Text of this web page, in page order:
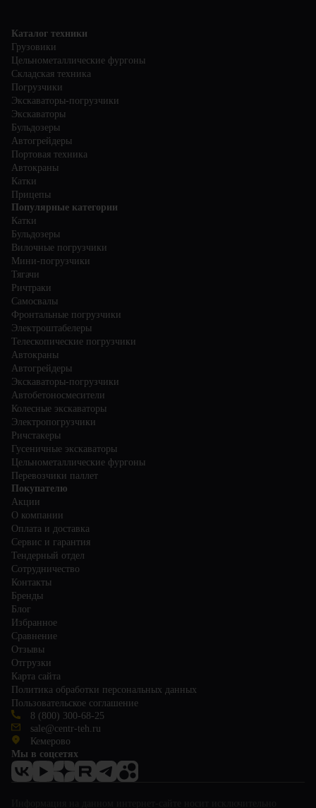
Каталог техники
Грузовики
Цельнометаллические фургоны
Складская техника
Погрузчики
Экскаваторы-погрузчики
Экскаваторы
Бульдозеры
Автогрейдеры
Портовая техника
Автокраны
Катки
Прицепы
Популярные категории
Катки
Бульдозеры
Вилочные погрузчики
Мини-погрузчики
Тягачи
Ричтраки
Самосвалы
Фронтальные погрузчики
Электроштабелеры
Телескопические погрузчики
Автокраны
Автогрейдеры
Экскаваторы-погрузчики
Автобетоносмесители
Колесные экскаваторы
Электропогрузчики
Ричстакеры
Гусеничные экскаваторы
Цельнометаллические фургоны
Перевозчики паллет
Покупателю
Акции
О компании
Оплата и доставка
Сервис и гарантия
Тендерный отдел
Сотрудничество
Контакты
Бренды
Блог
Избранное
Сравнение
Отзывы
Отгрузки
Карта сайта
Политика обработки персональных данных
Пользовательское соглашение
8 (800) 300-68-25
sale@centr-teh.ru
Кемерово
Мы в соцсетях